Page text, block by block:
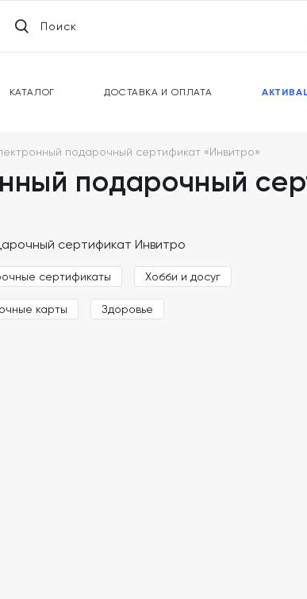
КАТАЛОГ ДОСТАВКА И ОПЛАТА
Поиск
подарочный сертификат «Инвитро»
подарочный
сертификаты Хобби и досуг
карты Здоровье